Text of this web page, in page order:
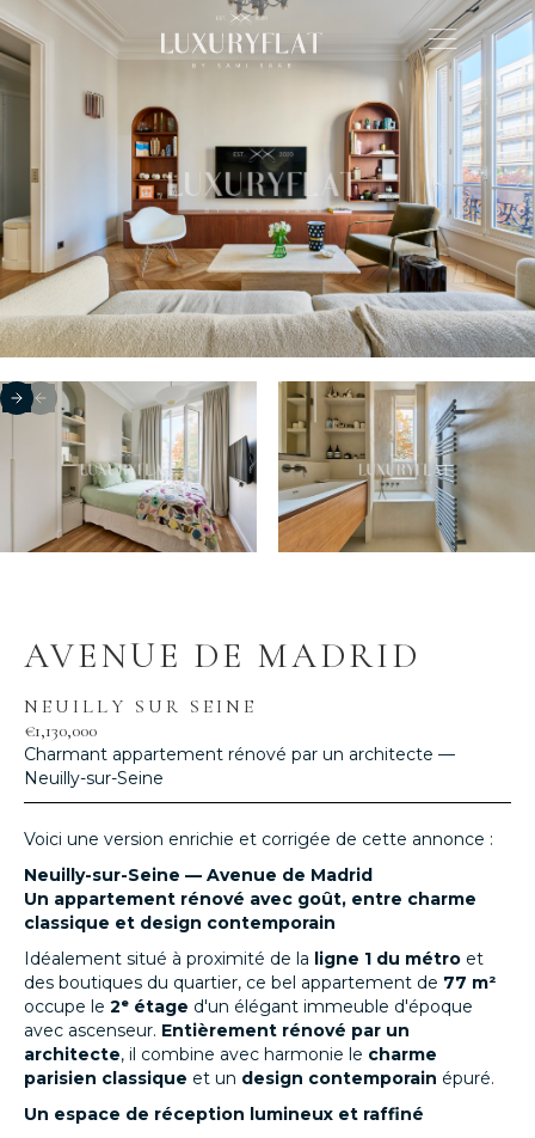
AVENUE DE MADRID
NEUILLY SUR SEINE
€1,130,000
Charmant appartement rénové par un architecte —
Neuilly-sur-Seine
Voici une version enrichie et corrigée de cette annonce :
Neuilly-sur-Seine — Avenue de Madrid
Un appartement rénové avec goût, entre charme
classique et design contemporain
Idéalement situé à proximité de la ligne 1 du métro et
des boutiques du quartier, ce bel appartement de 77 m²
occupe le 2ᵉ étage d'un élégant immeuble d'époque
avec ascenseur. Entièrement rénové par un
architecte, il combine avec harmonie le charme
parisien classique et un design contemporain épuré.
Un espace de réception lumineux et raffiné